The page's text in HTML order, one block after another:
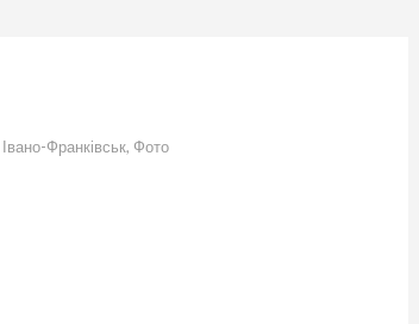
Івано-Франківськ, Фото